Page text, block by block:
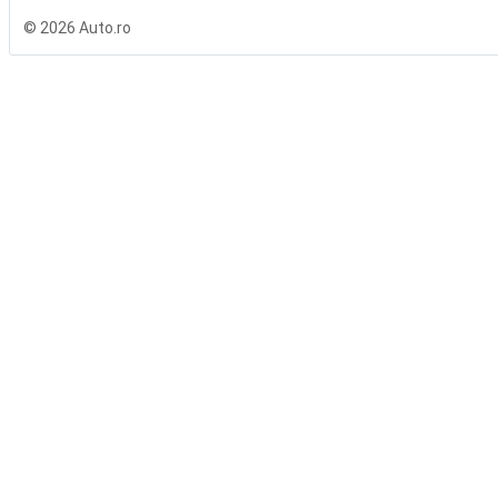
© 2026 Auto.ro